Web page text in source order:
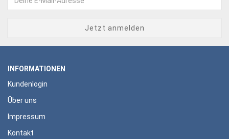
INFORMATIONEN
Kundenlogin
Über uns
Impressum
Kontakt